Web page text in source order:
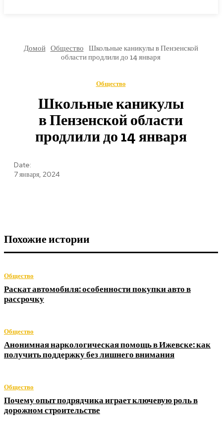
Домой Общество
Школьные каникулы в Пензенской
области продлили до 14 января
Общество
Школьные каникулы
в Пензенской области
продлили до 14 января
Date:
7 января, 2024
Похожие истории
Общество
Раскат автомобиля: особенности покупки авто в
рассрочку
Общество
Анонимная наркологическая помощь в Ижевске: как
получить поддержку без лишнего внимания
Общество
Почему опыт подрядчика играет ключевую роль в
дорожном строительстве